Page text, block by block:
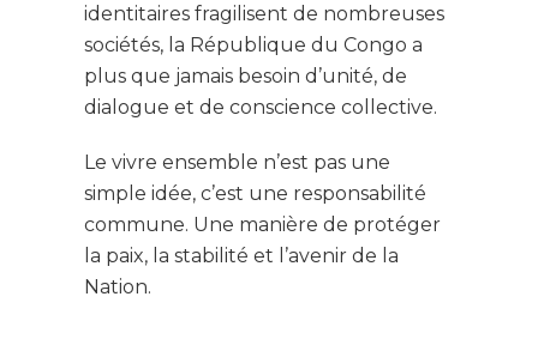
identitaires fragilisent de nombreuses
sociétés, la République du Congo a
plus que jamais besoin d’unité, de
dialogue et de conscience collective.
Le vivre ensemble n’est pas une
simple idée, c’est une responsabilité
commune. Une manière de protéger
la paix, la stabilité et l’avenir de la
Nation.